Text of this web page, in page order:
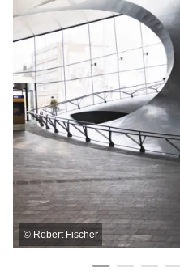
© Robert Fischer